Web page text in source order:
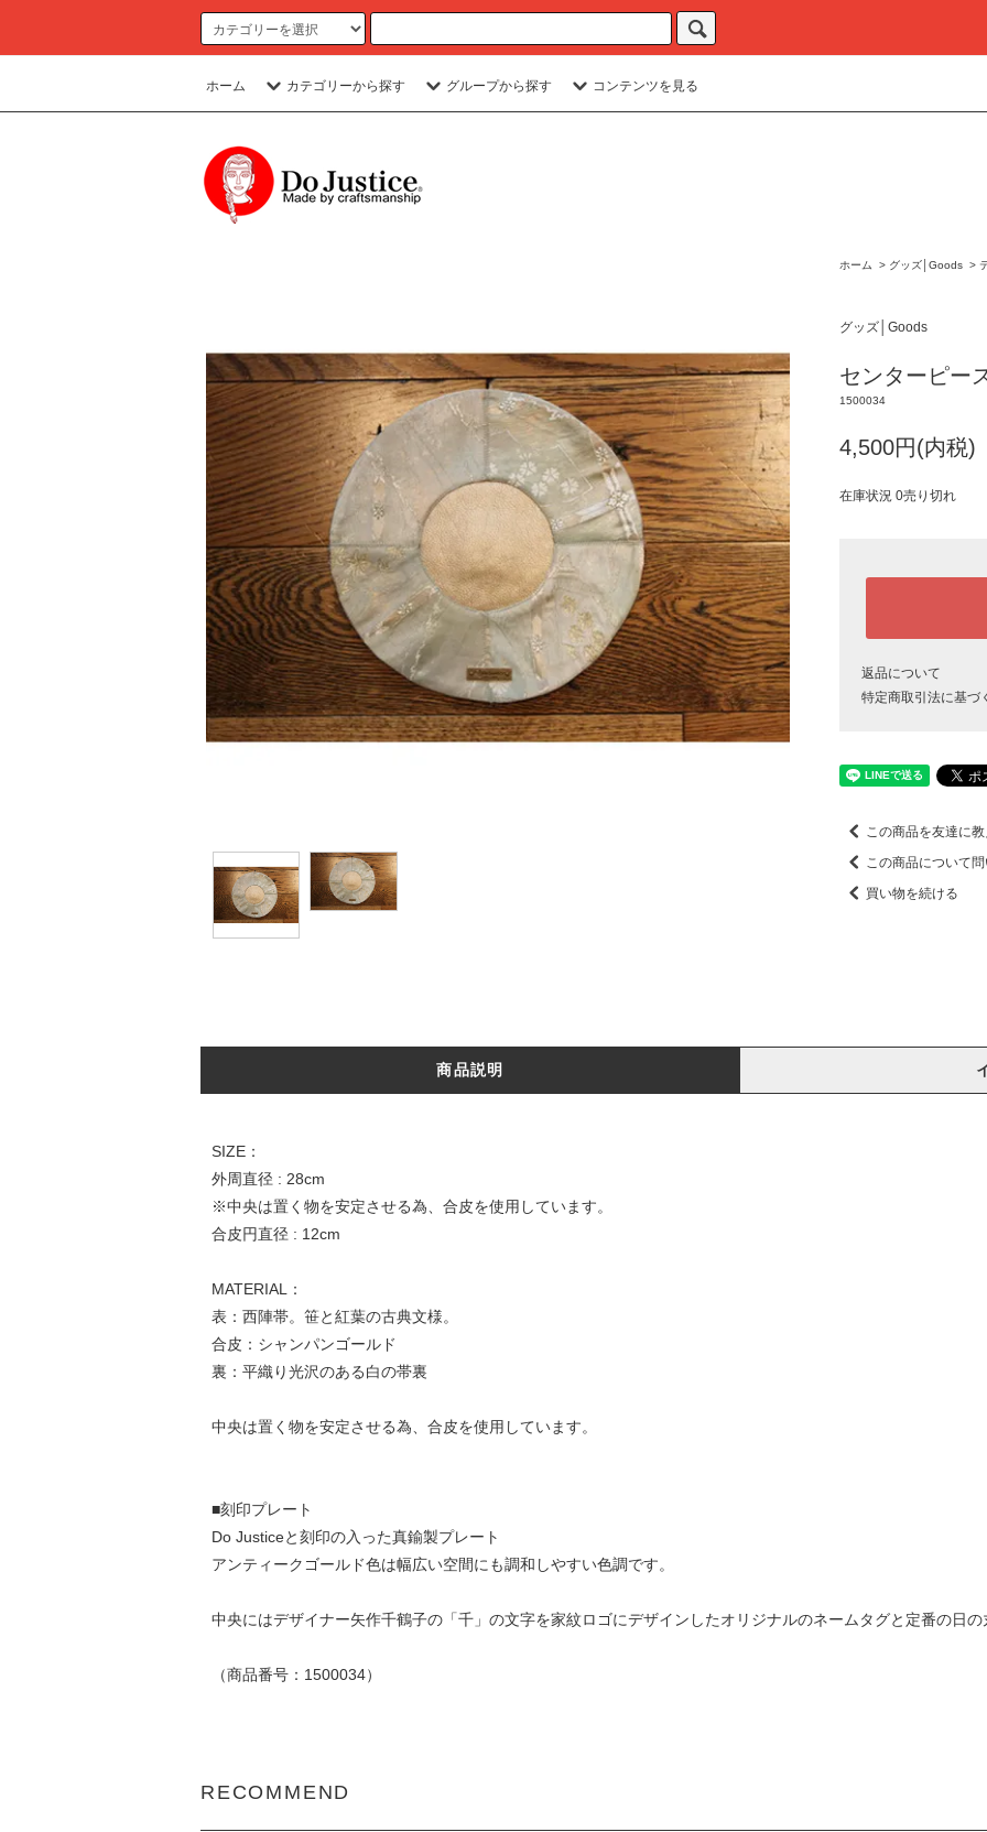
ホーム カテゴリーから探す グループから探す コンテンツを見る
ホーム > グッズ│Goods >
グッズ│Goods
センターピー
1500034
4,500円(内税)
在庫状況 0売り切れ
返品について
特定商取引法に基づ
この商品を友達に
この商品について
買い物を続ける
商品説明
SIZE：
外周直径 : 28cm
※中央は置く物を安定させる為、合皮を使用しています。
合皮円直径 : 12cm
MATERIAL：
表：西陣帯。笹と紅葉の古典文様。
合皮：シャンパンゴールド
裏：平織り光沢のある白の帯裏
中央は置く物を安定させる為、合皮を使用しています。
■刻印プレート
Do Justiceと刻印の入った真鍮製プレート
アンティークゴールド色は幅広い空間にも調和しやすい色調です。
中央にはデザイナー矢作千鶴子の「千」の文字を家紋ロゴにデザインしたオリジナルのネームタグと定番の日の
（商品番号：1500034）
RECOMMEND